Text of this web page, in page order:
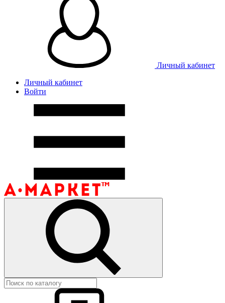
Личный кабинет
Личный кабинет
Войти